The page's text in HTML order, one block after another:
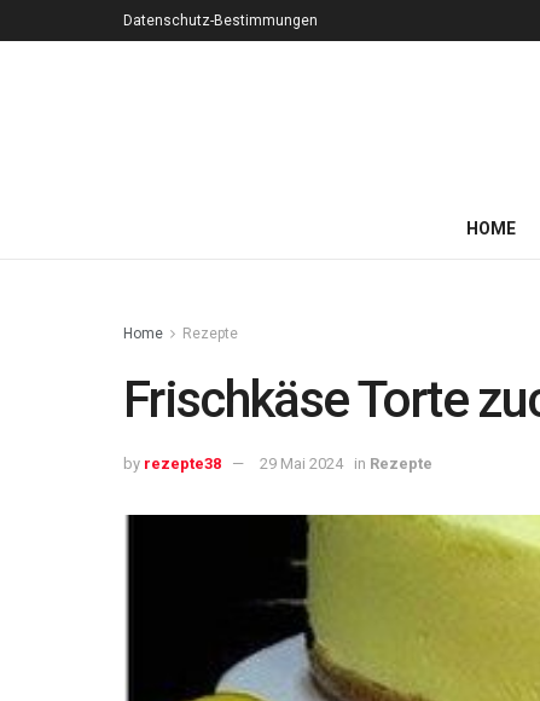
Datenschutz-Bestimmungen
HOME
Home Rezepte
Frischkäse Torte
by rezepte38 29 Mai 2024 in Rezepte